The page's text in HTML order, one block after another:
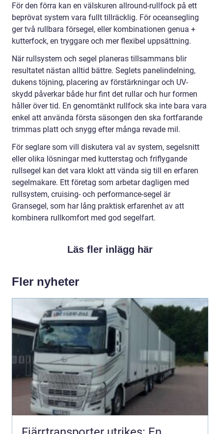
För den förra kan en välskuren allround-rullfock på ett
beprövat system vara fullt tillräcklig. För oceansegling
ger två rullbara försegel, eller kombinationen genua +
kutterfock, en tryggare och mer flexibel uppsättning.
När rullsystem och segel planeras tillsammans blir
resultatet nästan alltid bättre. Seglets panelindelning,
dukens töjning, placering av förstärkningar och UV-
skydd påverkar både hur fint det rullar och hur formen
håller över tid. En genomtänkt rullfock ska inte bara vara
enkel att använda första säsongen den ska fortfarande
trimmas platt och snygg efter många revade mil.
För seglare som vill diskutera val av system, segelsnitt
eller olika lösningar med kutterstag och friflygande
rullsegel kan det vara klokt att vända sig till en erfaren
segelmakare. Ett företag som arbetar dagligen med
rullsystem, cruising- och performance-segel är
Gransegel, som har lång praktisk erfarenhet av att
kombinera rullkomfort med god segelfart.
Läs fler inlägg här
Fler nyheter